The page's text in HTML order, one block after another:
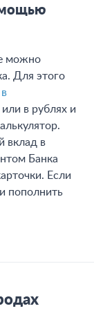
можно
Для этого
в рублях и
вклад в
Банка
Если
пополнить